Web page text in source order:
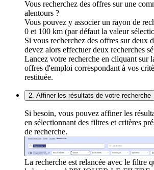
Vous recherchez des offres sur une
alentours ?
Vous pouvez y associer un rayon de
0 et 100 km (par défaut la valeur
Si vous recherchez des offres sur deux
devez alors effectuer deux recherches
Lancez votre recherche en cliquant sur
offres d'emploi correspondant à vos
restituée.
2. Affiner les résultats de votre recherche
Si besoin, vous pouvez affiner les
en sélectionnant des filtres et critères
de recherche.
La recherche est relancée avec le filtre